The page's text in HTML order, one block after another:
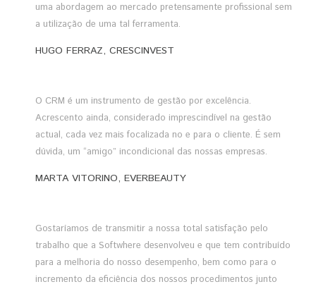
uma abordagem ao mercado pretensamente profissional sem
a utilização de uma tal ferramenta.
HUGO FERRAZ, CRESCINVEST
O CRM é um instrumento de gestão por excelência.
Acrescento ainda, considerado imprescindível na gestão
actual, cada vez mais focalizada no e para o cliente. É sem
dúvida, um “amigo” incondicional das nossas empresas.
MARTA VITORINO, EVERBEAUTY
Gostaríamos de transmitir a nossa total satisfação pelo
trabalho que a Softwhere desenvolveu e que tem contribuído
para a melhoria do nosso desempenho, bem como para o
incremento da eficiência dos nossos procedimentos junto